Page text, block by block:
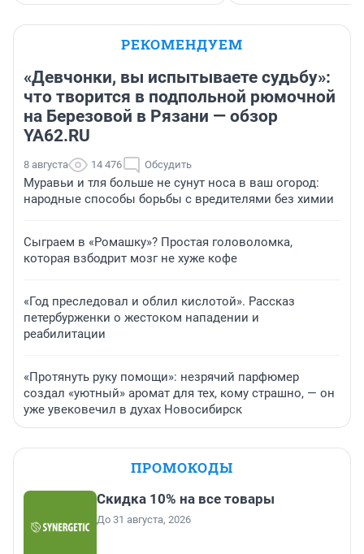
РЕКОМЕНДУЕМ
«Девчонки, вы испытываете судьбу»:
что творится в подпольной рюмочной
на Березовой в Рязани — обзор
YA62.RU
8 августа 14 476 Обсудить
Муравьи и тля больше не сунут носа в ваш огород:
народные способы борьбы с вредителями без химии
Сыграем в «Ромашку»? Простая головоломка,
которая взбодрит мозг не хуже кофе
«Год преследовал и облил кислотой». Рассказ
петербурженки о жестоком нападении и
реабилитации
«Протянуть руку помощи»: незрячий парфюмер
создал «уютный» аромат для тех, кому страшно, — он
уже увековечил в духах Новосибирск
ПРОМОКОДЫ
Скидка 10% на все товары
До 31 августа, 2026